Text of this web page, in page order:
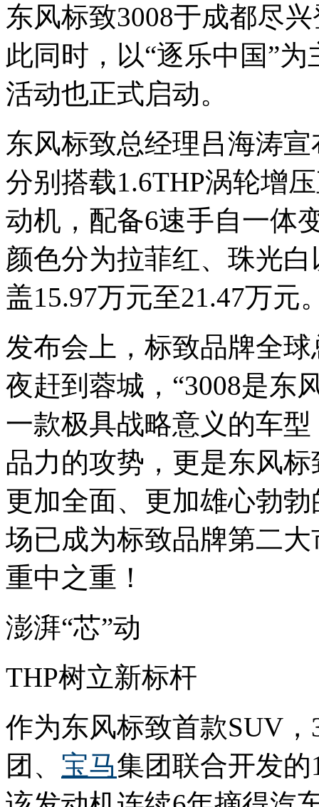
东风标致3008于成都尽
此同时，以“逐乐中国”
活动也正式启动。
东风标致总经理吕海涛
分别搭载1.6THP涡轮增
动机，配备6速手自一体
颜色分为拉菲红、珠光
盖15.97万元至21.47万元
发布会上，标致品牌全
夜赶到蓉城，“3008是东
一款极具战略意义的车
品力的攻势，更是东风
更加全面、更加雄心勃
场已成为标致品牌第二
重中之重！
澎湃“芯”动
THP树立新标杆
作为东风标致首款SUV，
团、 宝马集团联合开发